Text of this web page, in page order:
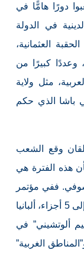
دورًا هامًّا في
في الدولة
أعظم في الحقبة العثمانية،
وعددًا كبيرًا من
مثل ولاية
باشا الذي حكم
وقع الشعب
هذه الفترة هي
ففي مؤتمر
برلين عام 1878 تمت تجزئة الأراضي الألبانية إلى 5 أجزاء، ألبانيا
ألوتشيني” في
الغربية”